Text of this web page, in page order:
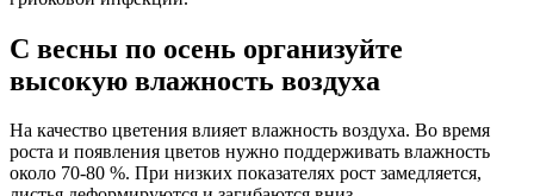
С весны по осень организуйте
высокую влажность воздуха
На качество цветения влияет влажность воздуха. Во время
роста и появления цветов нужно поддерживать влажность
около 70-80 %. При низких показателях рост замедляется,